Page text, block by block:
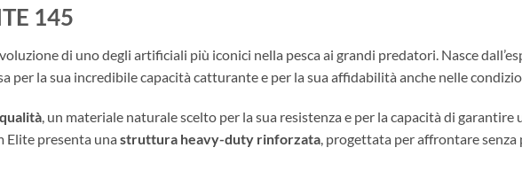
145
di uno degli artificiali più iconici nella pesca ai grandi predatori. Nasce
per la sua incredibile capacità catturante e per la sua affidabilità anche nelle
, un materiale naturale scelto per la sua resistenza e per la capacità di
Elite presenta una struttura heavy-duty rinforzata, progettata per affrontare